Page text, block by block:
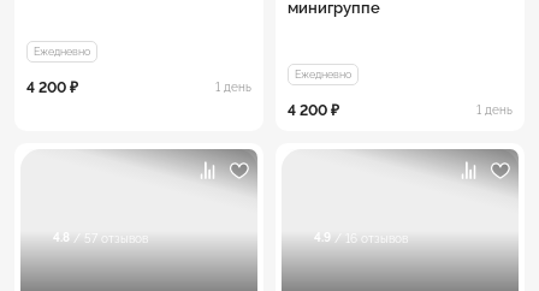
Ежедневно
4 200 ₽ 1 день
минигруппе
Ежедневно
4 200 ₽ 1 день
4.8 / 57 отзывов 4.9 / 16 отзывов